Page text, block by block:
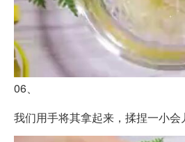
06、
我们用手将其拿起来，揉捏一小会